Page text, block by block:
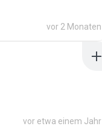
vor 2 Monaten
vor etwa einem Jahr